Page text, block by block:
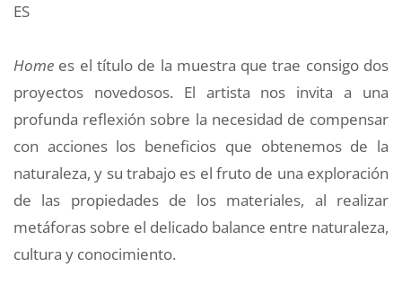
ES
Home es el título de la muestra que trae consigo dos
proyectos novedosos. El artista nos invita a una
profunda reflexión sobre la necesidad de compensar
con acciones los beneficios que obtenemos de la
naturaleza, y su trabajo es el fruto de una exploración
de las propiedades de los materiales, al realizar
metáforas sobre el delicado balance entre naturaleza,
cultura y conocimiento.